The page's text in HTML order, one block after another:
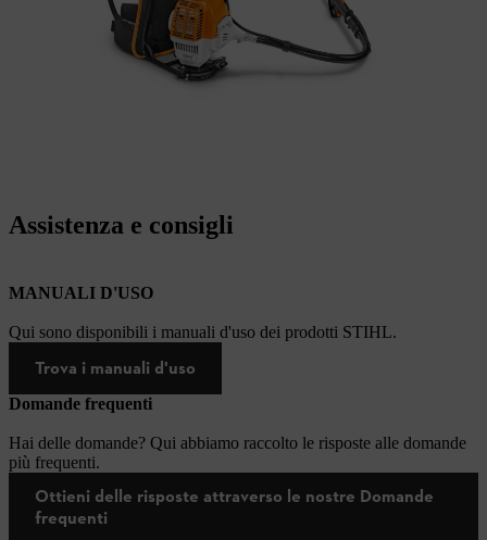
Assistenza e consigli
MANUALI D'USO
Qui sono disponibili i manuali d'uso dei prodotti STIHL.
Trova i manuali d'uso
Domande frequenti
Hai delle domande? Qui abbiamo raccolto le risposte alle domande
più frequenti.
Ottieni delle risposte attraverso le nostre Domande
frequenti